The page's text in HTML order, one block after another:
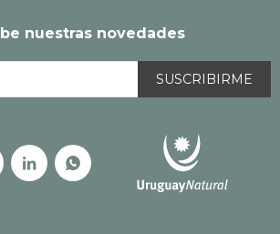
nuestras novedades
SUSCRIBIRME
 